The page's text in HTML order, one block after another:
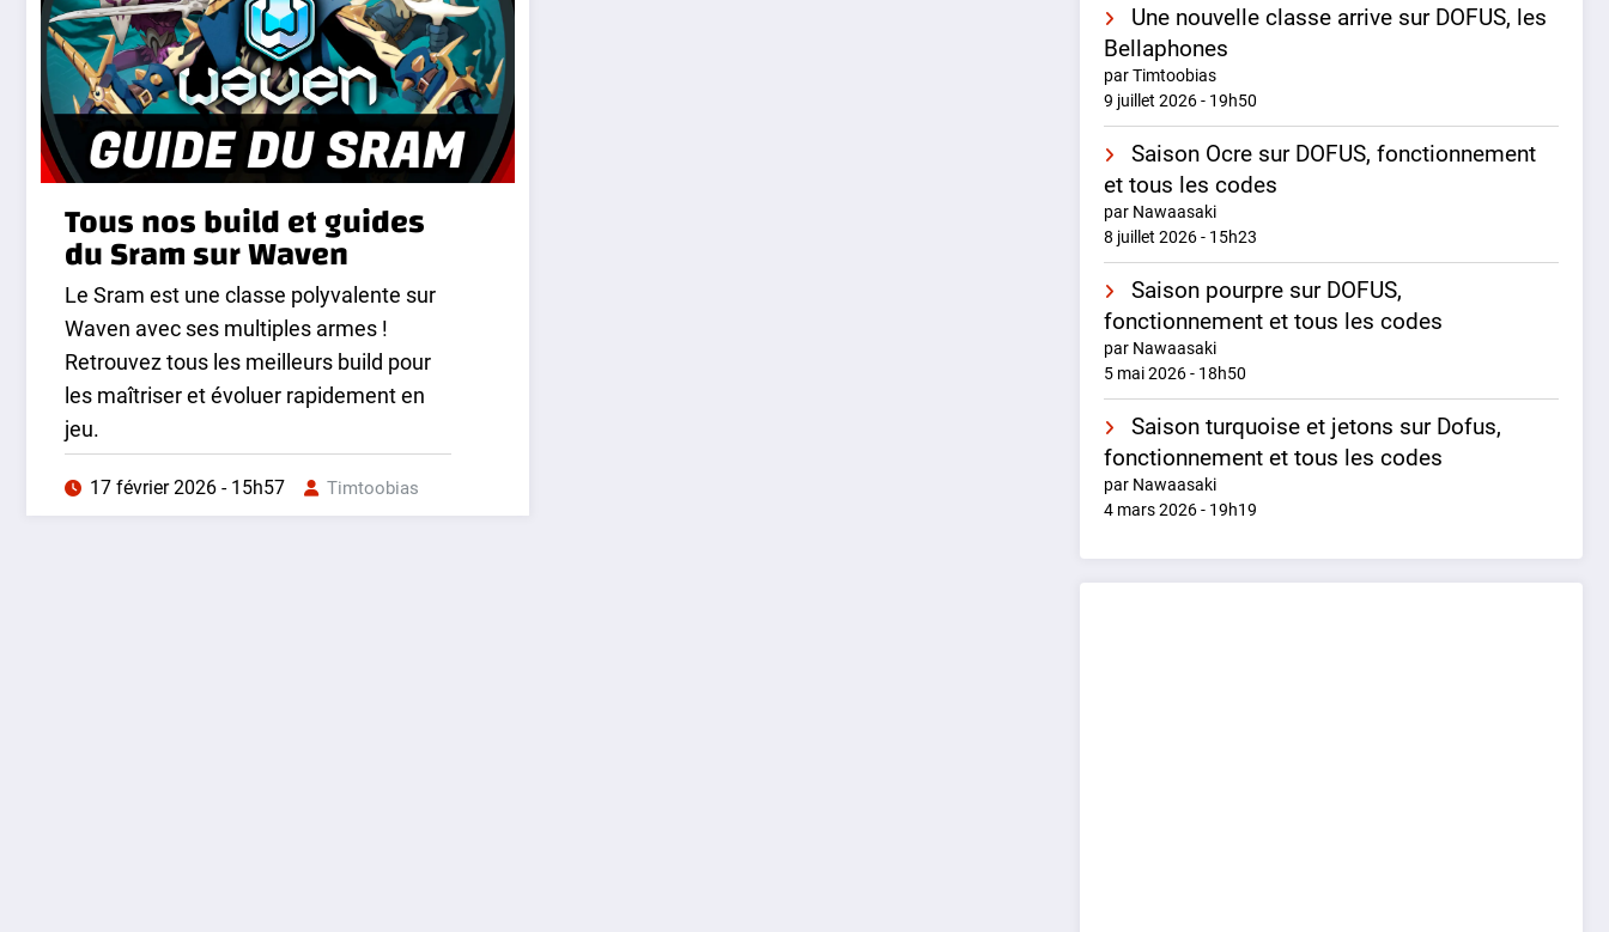
Tous nos build et guides
du Sram sur Waven
Le Sram est une classe polyvalente sur
Waven avec ses multiples armes !
Retrouvez tous les meilleurs build pour
les maîtriser et évoluer rapidement en
jeu.
17 février 2026 - 15h57 Timtoobias
Une nouvelle classe arrive sur DOFUS, les
Bellaphones
par Timtoobias
9 juillet 2026 - 19h50
Saison Ocre sur DOFUS, fonctionnement
et tous les codes
par Nawaasaki
8 juillet 2026 - 15h23
Saison pourpre sur DOFUS,
fonctionnement et tous les codes
par Nawaasaki
5 mai 2026 - 18h50
Saison turquoise et jetons sur Dofus,
fonctionnement et tous les codes
par Nawaasaki
4 mars 2026 - 19h19